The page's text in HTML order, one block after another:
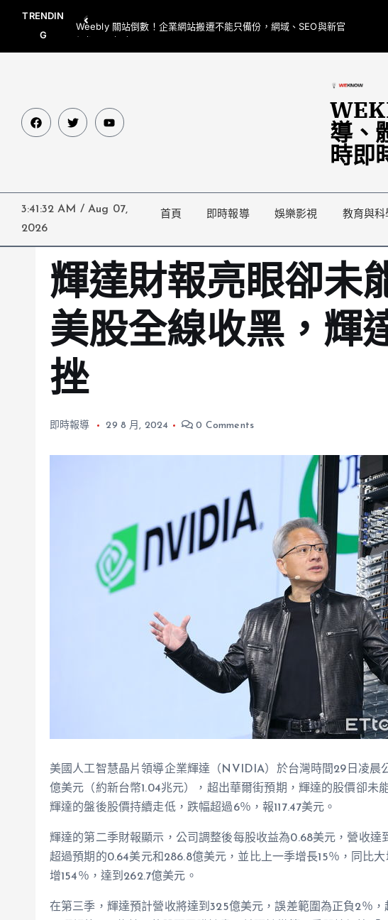
TRENDIN
G
Weebly 關站倒數！企業網站搬遷不能只備份，網域、SEO與新官
網都要一起處理
翁曉
導、
時即
3:41:33 AM / Aug 07,
2026
首頁 即時報導 娛樂影視 教育與科
輝達財報亮眼卻未
美股全線收黑，輝
挫
即時報導 29 8 月, 2024 0 Comments
美國人工智慧晶片領導企業輝達（NVIDIA）於台灣時間29日凌晨
億美元（約新台幣1.04兆元），超出華爾街預期，輝達的股價卻未
輝達的盤後股價持續走低，跌幅超過6％，報117.47美元。
輝達的第二季財報顯示，公司調整後每股收益為0.68美元，營收達
超過預期的0.64美元和286.8億美元，並比上一季增長15％，同比
增154％，達到262.7億美元。
在第三季，輝達預計營收將達到325億美元，誤差範圍為正負2％，